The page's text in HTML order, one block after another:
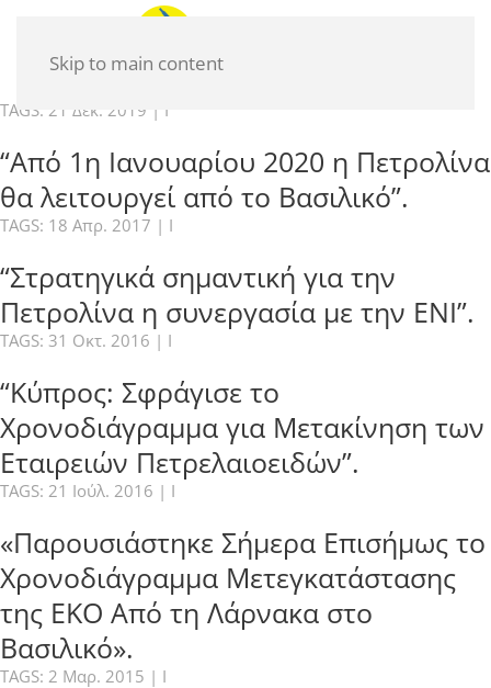
Skip to main content
TAGS: 21 Δεκ. 2019 | I
“Από 1η Ιανουαρίου 2020 η Πετρολίνα
θα λειτουργεί από το Βασιλικό”.
TAGS: 18 Απρ. 2017 | I
“Στρατηγικά σημαντική για την
Πετρολίνα η συνεργασία με την ΕΝΙ”.
TAGS: 31 Οκτ. 2016 | I
“Κύπρος: Σφράγισε το
Χρονοδιάγραμμα για Μετακίνηση των
Εταιρειών Πετρελαιοειδών”.
TAGS: 21 Ιούλ. 2016 | I
«Παρουσιάστηκε Σήμερα Επισήμως το
Χρονοδιάγραμμα Μετεγκατάστασης
της ΕΚΟ Από τη Λάρνακα στο
Βασιλικό».
TAGS: 2 Μαρ. 2015 | I